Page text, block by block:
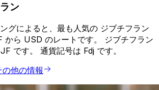
ン
グによると、最も人気の ジブチフラン
から USD のレートです。 ジブチフラン
です。 通貨記号は Fdj です。
他の情報